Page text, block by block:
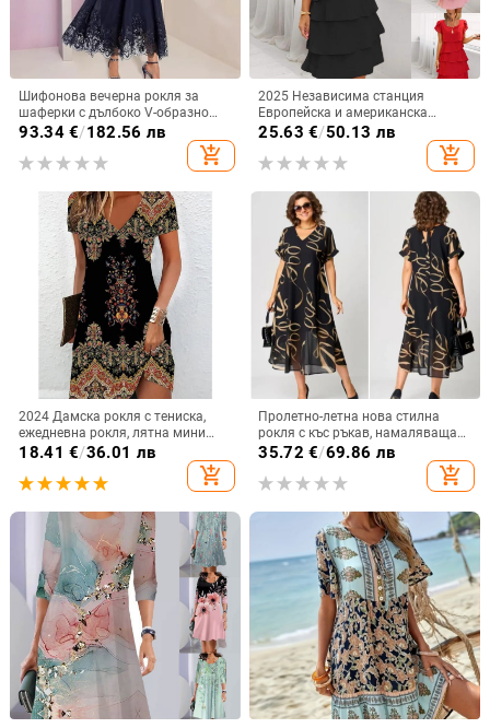
Шифонова вечерна рокля за
шаферки с дълбоко V-образно
деколте, дантела, къси ръкави,
93.34€/182.56 лв
add_shopping_cart
2025 Независима станция
Европейска и американска
трансгранична нова лятна рокля
с къс ръкав и кръгло деколте,
плътен цвят, жени
25.63 €/50.13 лв
add_shopping_cart
2024 Дамска рокля с тениска,
ежедневна рокля, лятна мини
рокля с флорален принт и V-
18.41 €/36.01 лв
add_shopping_cart
Пролетно-летна нова стилна
рокля с къс ръкав, намаляваща
възрастта, за жени с големи
35.72 €/69.86 лв
add_shopping_cart